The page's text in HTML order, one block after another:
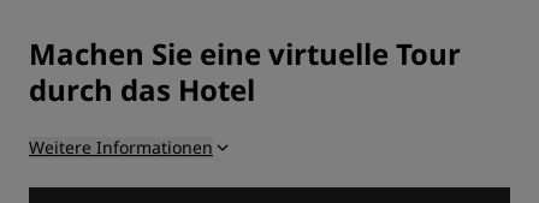
Machen Sie eine virtuelle Tour
durch das Hotel
Weitere Informationen